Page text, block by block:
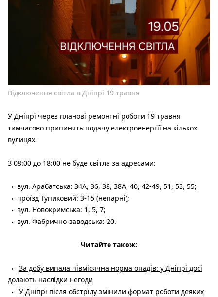
Відключення світла в Дніпрі 19 травня
У Дніпрі через планові ремонтні роботи 19 травня
тимчасово припинять подачу електроенергії на кількох
вулицях.
З 08:00 до 18:00 не буде світла за адресами:
вул. Арабатська: 34А, 36, 38, 38А, 40, 42-49, 51, 53, 55;
проїзд Тупиковий: 3-15 (непарні);
вул. Новокримська: 1, 5, 7;
вул. Фабрично-заводська: 20.
Читайте також:
За добу випала півмісячна норма опадів: у Дніпрі досі
долають наслідки негоди
У Дніпрі після обстрілу змінили формат роботи деяких